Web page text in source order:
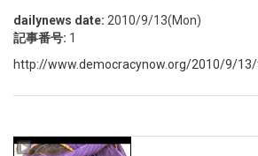
dailynews date: 2010/9/13(Mon)
記事番号: 1
http://www.democracynow.org/2010/9/